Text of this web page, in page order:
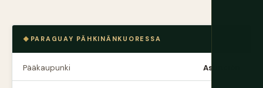
PARAGUAY PÄHKINÄNKUORESSA
Pääkaupunki Asunción